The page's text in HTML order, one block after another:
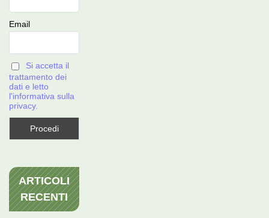
Email
Si accetta il
trattamento dei
dati e letto
l'informativa sulla
privacy.
ARTICOLI
RECENTI